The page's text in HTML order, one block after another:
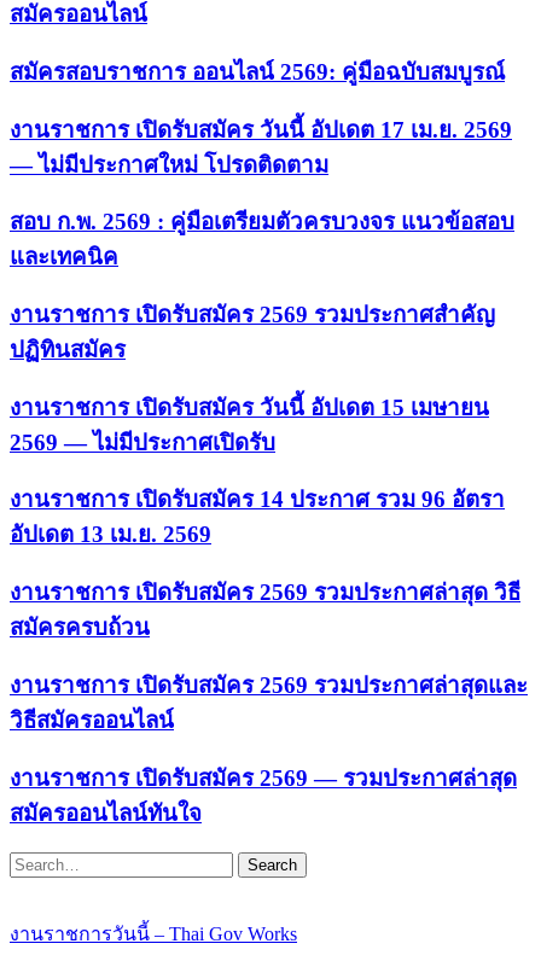
สมัครออนไลน์
สมัครสอบราชการ ออนไลน์ 2569: คู่มือฉบับสมบูรณ์
งานราชการ เปิดรับสมัคร วันนี้ อัปเดต 17 เม.ย. 2569
— ไม่มีประกาศใหม่ โปรดติดตาม
สอบ ก.พ. 2569 : คู่มือเตรียมตัวครบวงจร แนวข้อสอบ
และเทคนิค
งานราชการ เปิดรับสมัคร 2569 รวมประกาศสำคัญ
ปฏิทินสมัคร
งานราชการ เปิดรับสมัคร วันนี้ อัปเดต 15 เมษายน
2569 — ไม่มีประกาศเปิดรับ
งานราชการ เปิดรับสมัคร 14 ประกาศ รวม 96 อัตรา
อัปเดต 13 เม.ย. 2569
งานราชการ เปิดรับสมัคร 2569 รวมประกาศล่าสุด วิธี
สมัครครบถ้วน
งานราชการ เปิดรับสมัคร 2569 รวมประกาศล่าสุดและ
วิธีสมัครออนไลน์
งานราชการ เปิดรับสมัคร 2569 — รวมประกาศล่าสุด
สมัครออนไลน์ทันใจ
Search
งานราชการวันนี้ – Thai Gov Works